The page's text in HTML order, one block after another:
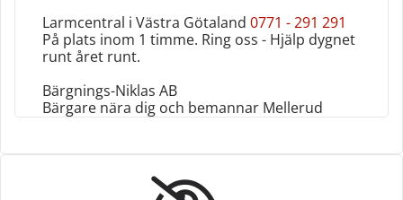
Larmcentral i Västra Götaland 0771 - 291 291
På plats inom 1 timme. Ring oss - Hjälp dygnet
runt året runt‎.
Bärgnings-Niklas AB
Bärgare nära dig och bemannar Mellerud